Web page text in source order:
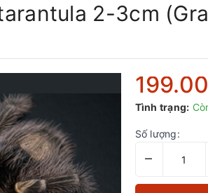
2-3cm
Tình trạng:
Số lượng:
–